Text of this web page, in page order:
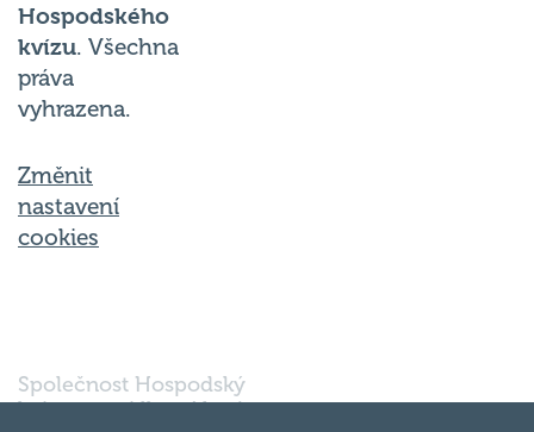
Hospodského
kvízu. Všechna
práva
vyhrazena.
Změnit
nastavení
cookies
Společnost Hospodský
kvíz s.r.o., sídlem Nové